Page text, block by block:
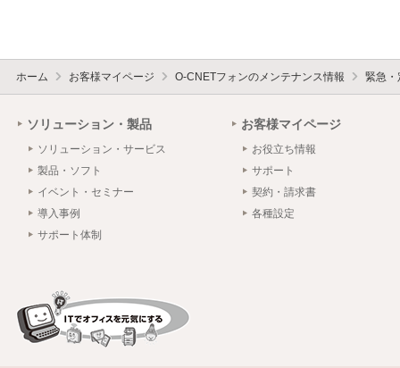
ホーム お客様マイページ O-CNETフォンのメンテナンス情報 緊急・
ソリューション・製品
ソリューション・サービス
製品・ソフト
イベント・セミナー
導入事例
サポート体制
お客様マイページ
お役立ち情報
サポート
契約・請求書
各種設定